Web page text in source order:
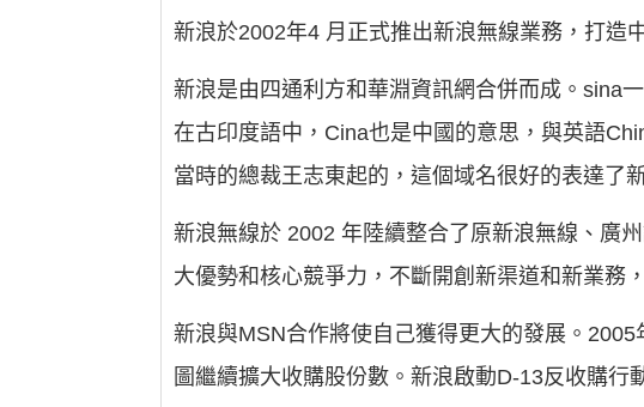
新浪於2002年4 月正式推出新浪無線業務，打造
新浪是由四通利方和華淵資訊網合併而成。sina
在古印度語中，Cina也是中國的意思，與英語
當時的總裁王志東起的，這個域名很好的表達了
新浪無線於 2002 年陸續整合了原新浪無線、廣
大優勢和核心競爭力，不斷開創新渠道和新業務
新浪與MSN合作將使自己獲得更大的發展。
圖繼續擴大收購股份數。新浪啟動D-13反收購行